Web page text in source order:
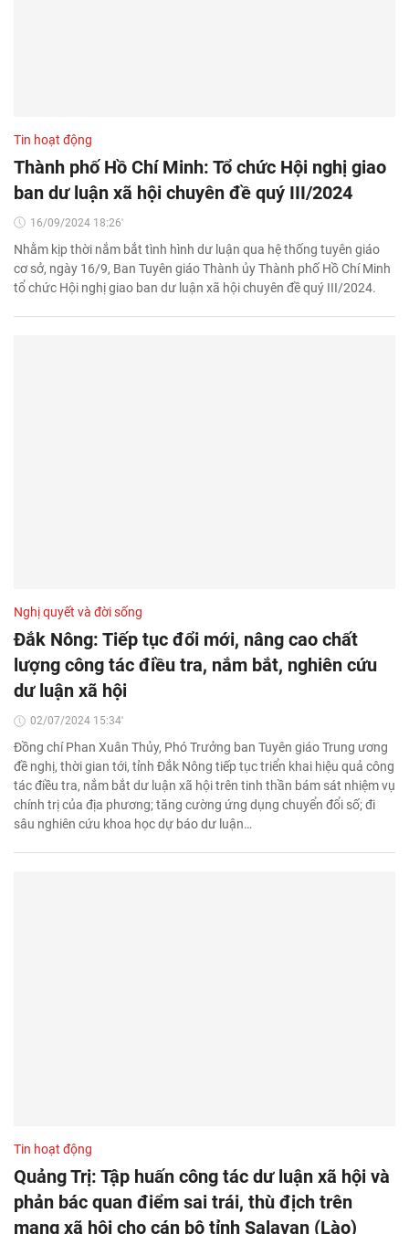
Tin hoạt động
Thành phố Hồ Chí Minh: Tổ chức Hội nghị giao
ban dư luận xã hội chuyên đề quý III/2024
16/09/2024 18:26'
Nhằm kịp thời nắm bắt tình hình dư luận qua hệ thống tuyên giáo
cơ sở, ngày 16/9, Ban Tuyên giáo Thành ủy Thành phố Hồ Chí Minh
tổ chức Hội nghị giao ban dư luận xã hội chuyên đề quý III/2024.
Nghị quyết và đời sống
Đắk Nông: Tiếp tục đổi mới, nâng cao chất
lượng công tác điều tra, nắm bắt, nghiên cứu
dư luận xã hội
02/07/2024 15:34'
Đồng chí Phan Xuân Thủy, Phó Trưởng ban Tuyên giáo Trung ương
đề nghị, thời gian tới, tỉnh Đắk Nông tiếp tục triển khai hiệu quả công
tác điều tra, nắm bắt dư luận xã hội trên tinh thần bám sát nhiệm vụ
chính trị của địa phương; tăng cường ứng dụng chuyển đổi số; đi
sâu nghiên cứu khoa học dự báo dư luận…
Tin hoạt động
Quảng Trị: Tập huấn công tác dư luận xã hội và
phản bác quan điểm sai trái, thù địch trên
mạng xã hội cho cán bộ tỉnh Salavan (Lào)